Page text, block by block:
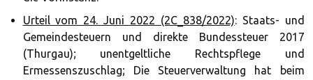
Urteil vom 24. Juni 2022 (2C_838/2022): Staats- und
Gemeindesteuern und direkte Bundessteuer 2017
(Thurgau); unentgeltliche Rechtspflege und
Ermessenszuschlag; Die Steuerverwaltung hat beim